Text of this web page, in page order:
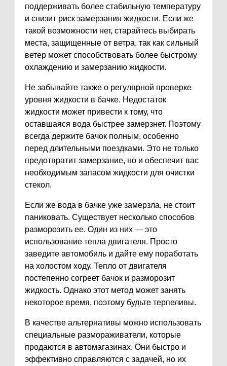
поддерживать более стабильную температуру
и снизит риск замерзания жидкости. Если же
такой возможности нет, старайтесь выбирать
места, защищенные от ветра, так как сильный
ветер может способствовать более быстрому
охлаждению и замерзанию жидкости.
Не забывайте также о регулярной проверке
уровня жидкости в бачке. Недостаток
жидкости может привести к тому, что
оставшаяся вода быстрее замерзнет. Поэтому
всегда держите бачок полным, особенно
перед длительными поездками. Это не только
предотвратит замерзание, но и обеспечит вас
необходимым запасом жидкости для очистки
стекол.
Если же вода в бачке уже замерзла, не стоит
паниковать. Существует несколько способов
разморозить ее. Один из них — это
использование тепла двигателя. Просто
заведите автомобиль и дайте ему поработать
на холостом ходу. Тепло от двигателя
постепенно согреет бачок и разморозит
жидкость. Однако этот метод может занять
некоторое время, поэтому будьте терпеливы.
В качестве альтернативы можно использовать
специальные размораживатели, которые
продаются в автомагазинах. Они быстро и
эффективно справляются с задачей, но их